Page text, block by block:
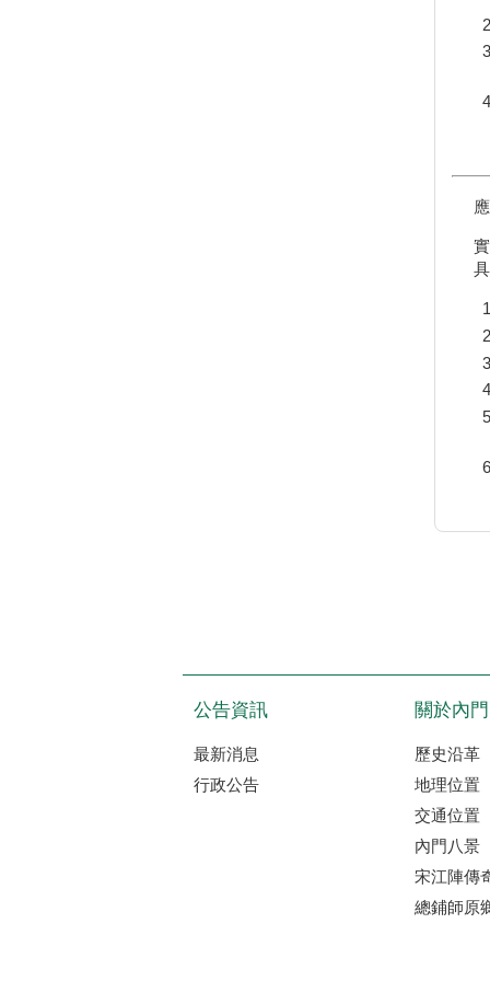
公告資訊
最新消息
行政公告
關於內門
歷史沿革
地理位置
交通位置
內門八景
宋江陣傳
總鋪師原